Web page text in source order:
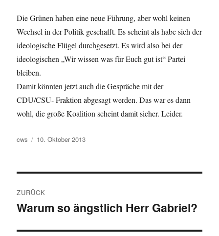
Die Grünen haben eine neue Führung, aber wohl keinen
Wechsel in der Politik geschafft. Es scheint als habe sich der
ideologische Flügel durchgesetzt. Es wird also bei der
ideologischen „Wir wissen was für Euch gut ist“ Partei
bleiben.
Damit könnten jetzt auch die Gespräche mit der
CDU/CSU- Fraktion abgesagt werden. Das war es dann
wohl, die große Koalition scheint damit sicher. Leider.
Autor
cws
Veröffentlicht
10. Oktober 2013
ZURÜCK
Vorheriger
Warum so ängstlich Herr Gabriel?